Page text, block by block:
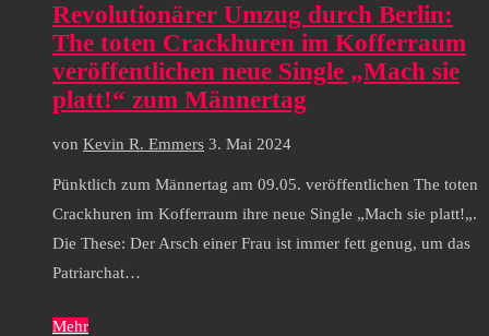
Revolutionärer Umzug durch Berlin:
The toten Crackhuren im Kofferraum
veröffentlichen neue Single „Mach sie
platt!“ zum Männertag
von Kevin R. Emmers 3. Mai 2024
Pünktlich zum Männertag am 09.05. veröffentlichen The toten
Crackhuren im Kofferraum ihre neue Single „Mach sie platt!„.
Die These: Der Arsch einer Frau ist immer fett genug, um das
Patriarchat…
Mehr